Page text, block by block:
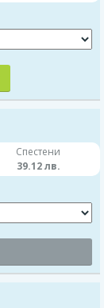
Спестени
39.12 лв.